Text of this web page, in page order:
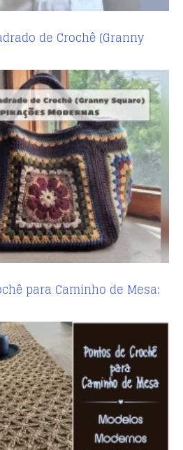
de Crochê (Granny
para Caminho de Mesa: